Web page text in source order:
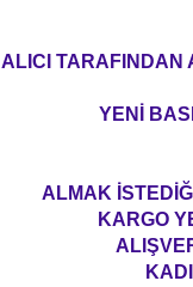
ALICI TARAFINDAN
YENİ
ALMAK
KARGO